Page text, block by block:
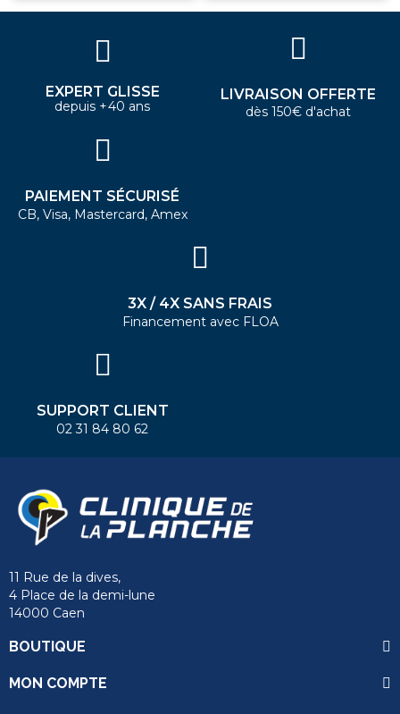
EXPERT GLISSE
depuis +40 ans
LIVRAISON OFFERTE
dès 150€ d'achat
PAIEMENT SÉCURISÉ
CB, Visa, Mastercard, Amex
3X / 4X SANS FRAIS
Financement avec FLOA
SUPPORT CLIENT
02 31 84 80 62
11 Rue de la dives,
4 Place de la demi-lune
14000 Caen
BOUTIQUE
MON COMPTE